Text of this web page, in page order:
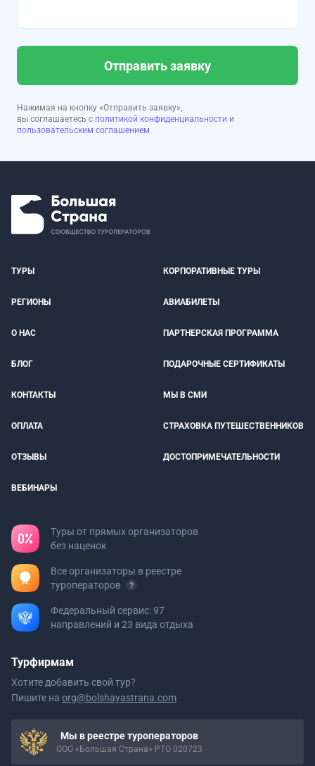
Отправить заявку
Нажимая на кнопку «Отправить заявку»,
вы соглашаетесь с политикой конфиденциальности и
пользовательским соглашением
ТУРЫ КОРПОРАТИВНЫЕ ТУРЫ
РЕГИОНЫ АВИАБИЛЕТЫ
О НАС ПАРТНЕРСКАЯ ПРОГРАММА
БЛОГ ПОДАРОЧНЫЕ СЕРТИФИКАТЫ
КОНТАКТЫ МЫ В СМИ
ОПЛАТА СТРАХОВКА ПУТЕШЕСТВЕННИКОВ
ОТЗЫВЫ ДОСТОПРИМЕЧАТЕЛЬНОСТИ
ВЕБИНАРЫ
Туры от прямых организаторов
без наценок
Все организаторы в реестре
туроператоров
Федеральный сервис: 97
направлений и 23 вида отдыха
Турфирмам
Хотите добавить свой тур?
Пишите на org@bolshayastrana.com
Мы в реестре туроператоров
ООО «Большая Страна» РТО 020723